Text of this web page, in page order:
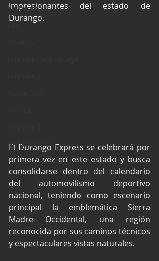
Kartismo
NASCAR México
impresionantes del estado de
Durango.
El Durango Express se celebrará por
primera vez en este estado y busca
consolidarse dentro del calendario
del automovilismo deportivo
nacional, teniendo como escenario
principal la emblemática Sierra
Madre Occidental, una región
reconocida por sus caminos técnicos
y espectaculares vistas naturales.